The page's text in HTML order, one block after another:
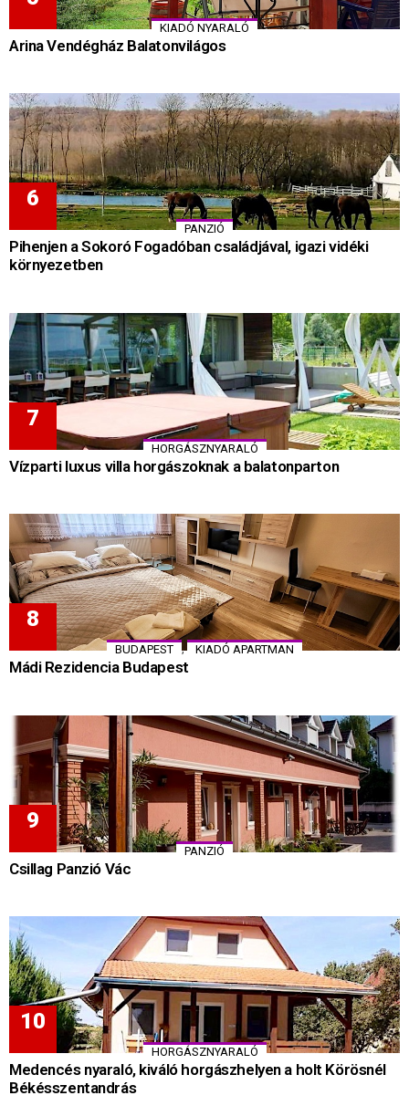
KIADÓ NYARALÓ
Arina Vendégház Balatonvilágos
PANZIÓ
Pihenjen a Sokoró Fogadóban családjával, igazi vidéki
környezetben
HORGÁSZNYARALÓ
Vízparti luxus villa horgászoknak a balatonparton
BUDAPEST , KIADÓ APARTMAN
Mádi Rezidencia Budapest
PANZIÓ
Csillag Panzió Vác
HORGÁSZNYARALÓ
Medencés nyaraló, kiváló horgászhelyen a holt Körösnél
Békésszentandrás